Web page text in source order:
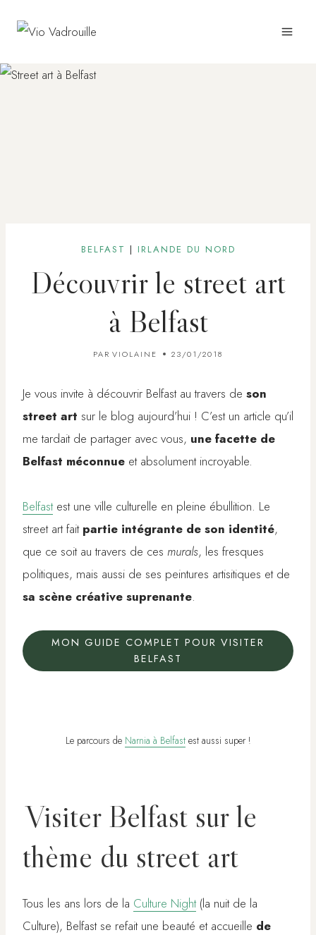
BELFAST | IRLANDE DU NORD
Découvrir le street art
à Belfast
PAR VIOLAINE 23/01/2018
Je vous invite à découvrir Belfast au travers de son
street art sur le blog aujourd’hui ! C’est un article qu’il
me tardait de partager avec vous, une facette de
Belfast méconnue et absolument incroyable.
Belfastest une ville culturelle en pleine ébullition. Le
street art fait partie intégrante de son identité,
que ce soit au travers de ces murals, les fresques
politiques, mais aussi de ses peintures artisitiques et de
sa scène créative suprenante.
MON GUIDE COMPLET POUR VISITER
BELFAST
Le parcours de Narnia à Belfast est aussi super !
Visiter Belfast sur le
thème du street art
Tous les ans lors de la Culture Night(la nuit de la
Culture), Belfast se refait une beauté et accueille de